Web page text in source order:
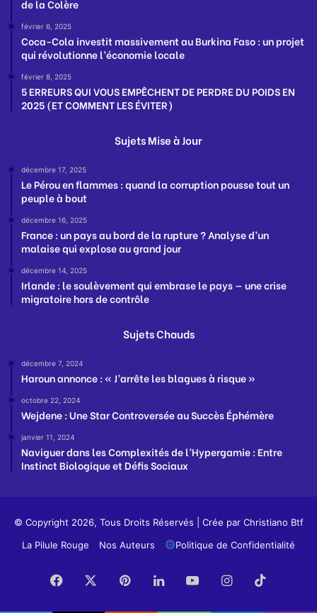
de la Colère
février 6, 2025
Coca-Cola investit massivement au Burkina Faso : un projet
qui révolutionne l’économie locale
février 8, 2025
5 ERREURS QUI VOUS EMPÊCHENT DE PERDRE DU POIDS EN
2025 (ET COMMENT LES ÉVITER)
Sujets Mise à Jour
décembre 17, 2025
Le Pérou en flammes : quand la corruption pousse tout un
peuple à bout
décembre 16, 2025
France : un pays au bord de la rupture ? Analyse d’un
malaise qui explose au grand jour
décembre 14, 2025
Irlande : le soulèvement qui embrase le pays — une crise
migratoire hors de contrôle
Sujets Chauds
décembre 7, 2024
Haroun annonce : « J’arrête les blagues à risque »
octobre 22, 2024
Wejdene : Une Star Controversée au Succès Éphémère
janvier 11, 2024
Naviguer dans les Complexités de l’Hypergamie : Entre
Instinct Biologique et Défis Sociaux
© Copyright 2026, Tous Droits Réservés | Crée par Christiano Btf
La Pilule Rouge
Nos Auteurs Politique de Confidentialité
Facebook PinterestLinkedinYouTubeInstagram